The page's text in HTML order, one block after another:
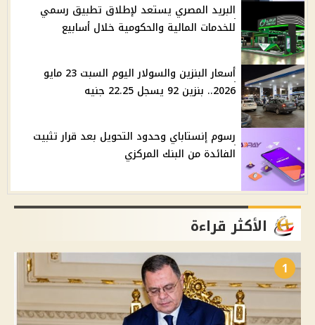
البريد المصري يستعد لإطلاق تطبيق رسمي
للخدمات المالية والحكومية خلال أسابيع
أسعار البنزين والسولار اليوم السبت 23 مايو
2026.. بنزين 92 يسجل 22.25 جنيه
رسوم إنستاباي وحدود التحويل بعد قرار تثبيت
الفائدة من البنك المركزي
الأكثر قراءة
1